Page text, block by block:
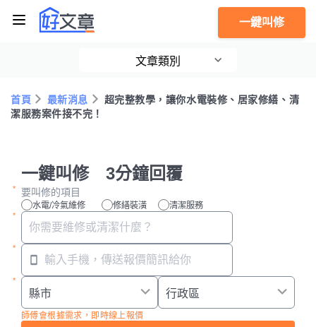
一鍵叫修
文章類別
首頁 最新消息
超完整教學，讓你水電裝修、居家修繕、清
潔服務案件接不完！
一鍵叫修 3分鐘回覆
要叫修的項目
水電/冷氣維修 修繕裝潢 清潔服務
師傅會根據需求，即時線上報價